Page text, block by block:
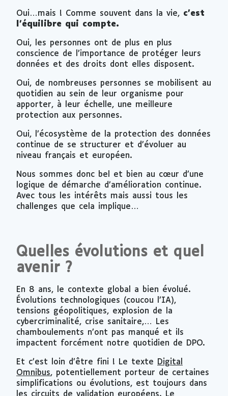
Oui…mais ! Comme souvent dans la vie, c’est
l’équilibre qui compte.
Oui, les personnes ont de plus en plus
conscience de l’importance de protéger leurs
données et des droits dont elles disposent.
Oui, de nombreuses personnes se mobilisent au
quotidien au sein de leur organisme pour
apporter, à leur échelle, une meilleure
protection aux personnes.
Oui, l’écosystème de la protection des données
continue de se structurer et d’évoluer au
niveau français et européen.
Nous sommes donc bel et bien au cœur d’une
logique de démarche d’amélioration continue.
Avec tous les intérêts mais aussi tous les
challenges que cela implique…
Quelles évolutions et quel
avenir ?
En 8 ans, le contexte global a bien évolué.
Évolutions technologiques (coucou l’IA),
tensions géopolitiques, explosion de la
cybercriminalité, crise sanitaire,… Les
chamboulements n’ont pas manqué et ils
impactent forcément notre quotidien de DPO.
Et c’est loin d’être fini ! Le texte Digital
Omnibus, potentiellement porteur de certaines
simplifications ou évolutions, est toujours dans
les circuits de validation européens. Le